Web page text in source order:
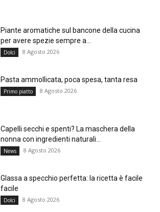
Piante aromatiche sul bancone della cucina
per avere spezie sempre a...
Dolci 8 Agosto 2026
Pasta ammollicata, poca spesa, tanta resa
Primo piatto 8 Agosto 2026
Capelli secchi e spenti? La maschera della
nonna con ingredienti naturali...
News 8 Agosto 2026
Glassa a specchio perfetta: la ricetta è facile
facile
Dolci 8 Agosto 2026